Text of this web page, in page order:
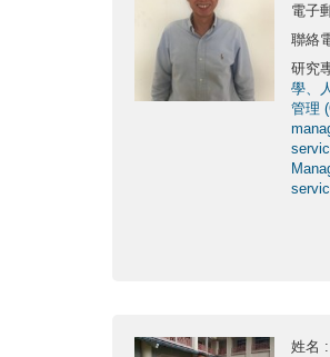
電子
聯絡
研究
學、
管理
姓名 :